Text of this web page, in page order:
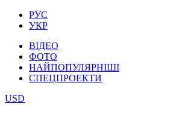
РУС
УКР
ВІДЕО
ФОТО
НАЙПОПУЛЯРНІШІ
СПЕЦПРОЕКТИ
USD